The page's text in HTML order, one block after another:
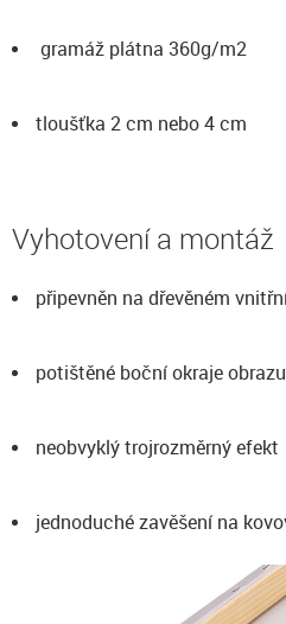
gramáž plátna 360g/m2
tloušťka 2 cm nebo 4 cm
Vyhotovení a montáž
připevněn na dřevěném
potištěné boční okraje obrazu
neobvyklý trojrozměrný efekt
jednoduché zavěšení na